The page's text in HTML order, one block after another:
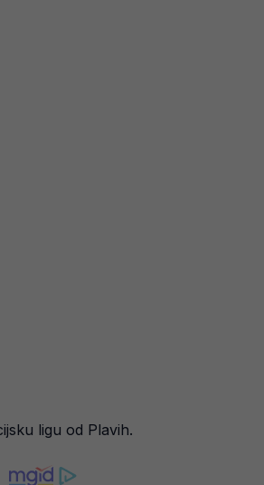
ligu od Plavih.